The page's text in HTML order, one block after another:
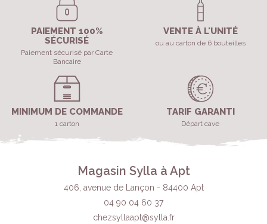
PAIEMENT 100%
SÉCURISÉ
Paiement sécurisé par Carte
Bancaire
VENTE À L'UNITÉ
ou au carton de 6 bouteilles
MINIMUM DE COMMANDE
1 carton
TARIF GARANTI
Départ cave
Magasin Sylla à Apt
406, avenue de Lançon - 84400 Apt
04 90 04 60 37
chezsyllaapt@sylla.fr